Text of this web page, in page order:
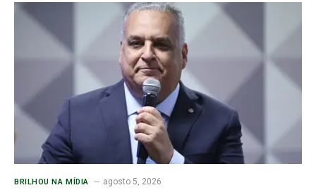
BRILHOU NA MÍDIA agosto 5, 2026